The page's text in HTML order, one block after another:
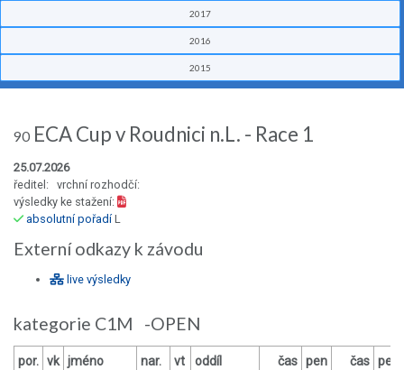
2017
2016
2015
90 ECA Cup v Roudnici n.L. - Race 1
25.07.2026
ředitel: vrchní rozhodčí:
výsledky ke stažení:
absolutní pořadíL
Externí odkazy k závodu
live výsledky
kategorie C1M -OPEN
por. vk jméno nar. vt oddíl čas pen čas pen